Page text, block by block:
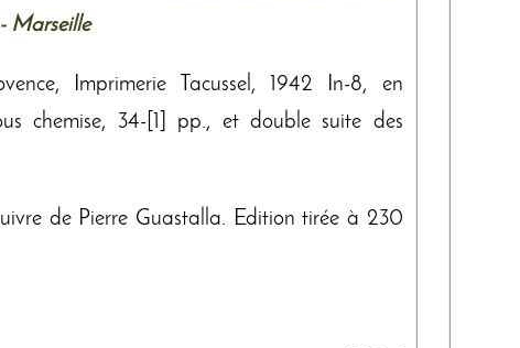
Marseille
Imprimerie Tacussel, 1942 In-8, en
chemise, 34-[1] pp., et double suite des
de Pierre Guastalla. Edition tirée à 230